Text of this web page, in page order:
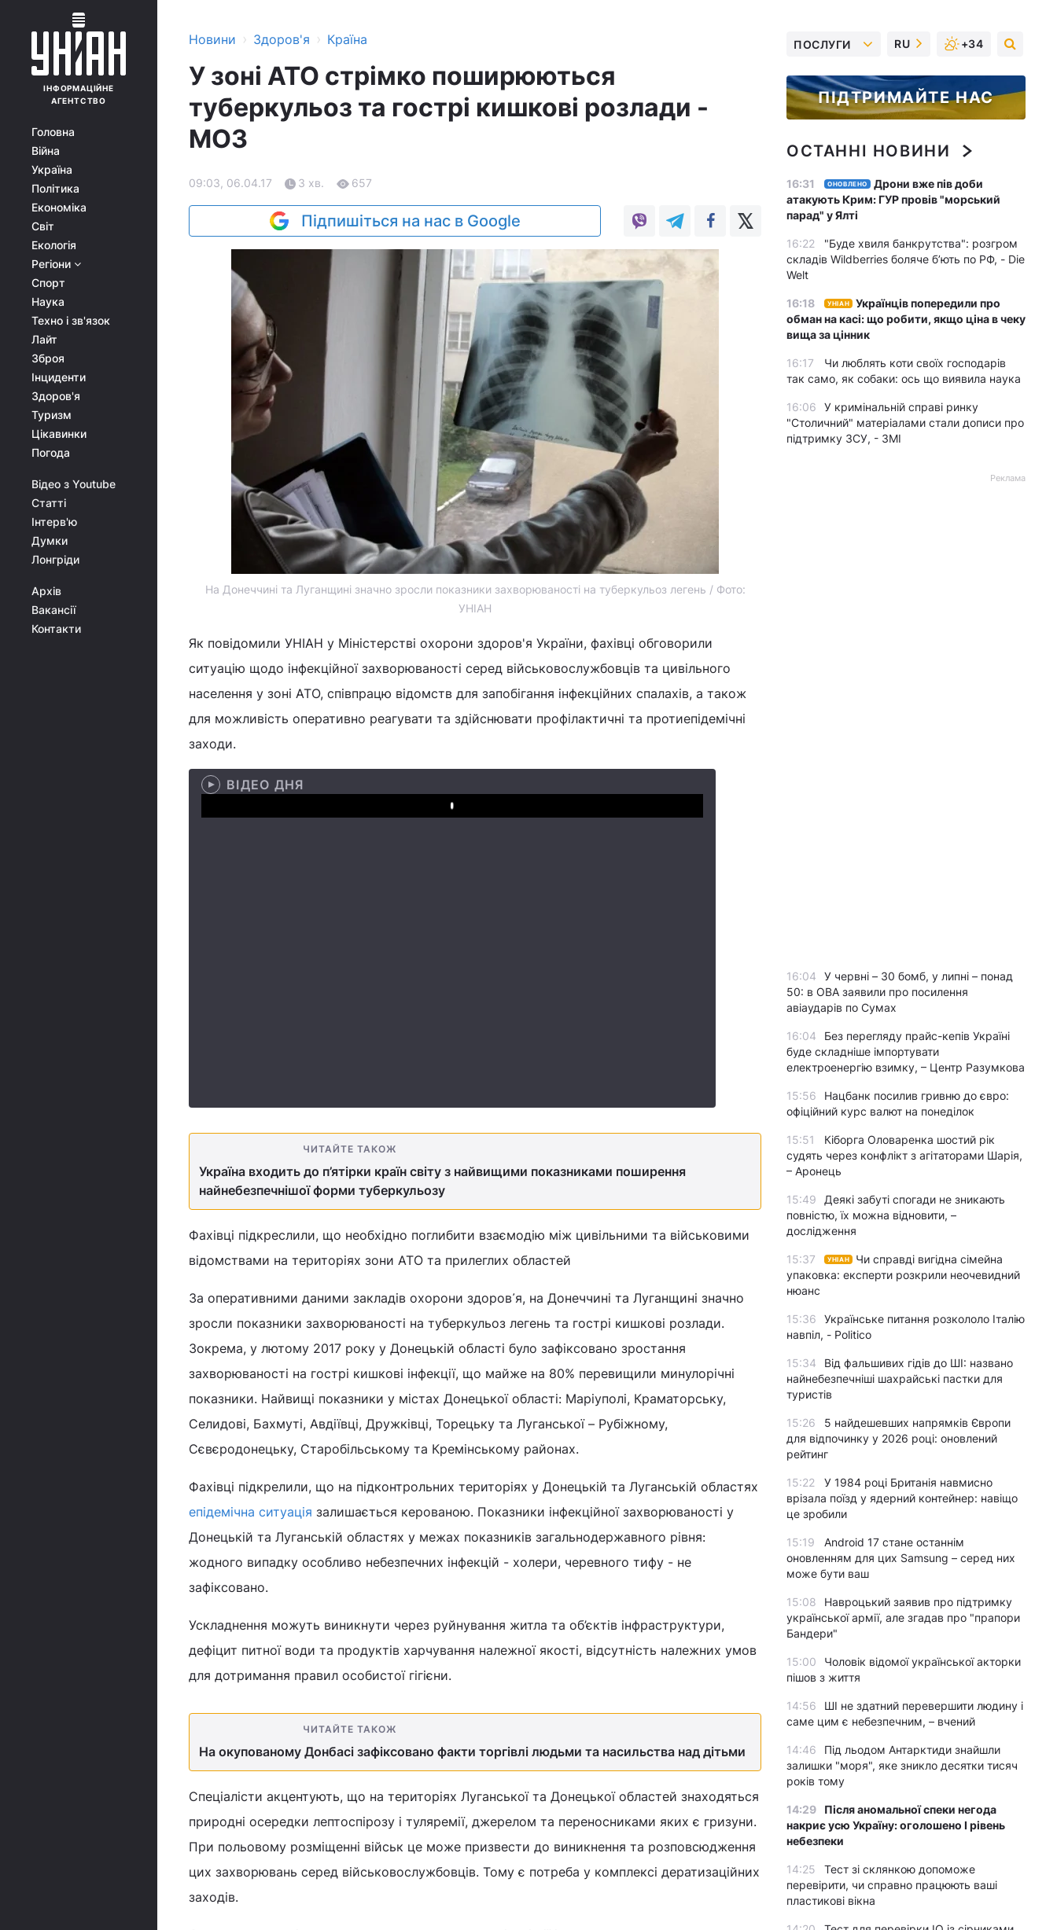
ІНФОРМАЦІЙНЕ
АГЕНТСТВО
Головна
Війна
Україна
Політика
Економіка
Світ
Екологія
Регіони
Спорт
Наука
Техно і зв'язок
Лайт
Зброя
Інциденти
Здоров'я
Туризм
Цікавинки
Погода
Відео з Youtube
Статті
Інтерв'ю
Думки
Лонгріди
Архів
Вакансії
Контакти
Новини › Здоров'я › Країна
У зоні АТО стрімко поширюються
туберкульоз та гострі кишкові розлади -
МОЗ
09:03, 06.04.17 3 хв. 657
Підпишіться на нас в Google
На Донеччині та Луганщині значно зросли показники захворюваності на туберкульоз легень / Фото:
УНІАН
Як повідомили УНІАН у Міністерстві охорони здоров'я України, фахівці обговорили
ситуацію щодо інфекційної захворюваності серед військовослужбовців та цивільного
населення у зоні АТО, співпрацю відомств для запобігання інфекційних спалахів, а також
для можливість оперативно реагувати та здійснювати профілактичні та протиепідемічні
заходи.
ВІДЕО ДНЯ
Play
ЧИТАЙТЕ ТАКОЖ
Україна входить до п’ятірки країн світу з найвищими показниками поширення
найнебезпечнішої форми туберкульозу
Фахівці підкреслили, що необхідно поглибити взаємодію між цивільними та військовими
відомствами на територіях зони АТО та прилеглих областей
За оперативними даними закладів охорони здоров᾽я, на Донеччині та Луганщині значно
зросли показники захворюваності на туберкульоз легень та гострі кишкові розлади.
Зокрема, у лютому 2017 року у Донецькій області було зафіксовано зростання
захворюваності на гострі кишкові інфекції, що майже на 80% перевищили минулорічні
показники. Найвищі показники у містах Донецької області: Маріуполі, Краматорську,
Селидові, Бахмуті, Авдіївці, Дружківці, Торецьку та Луганської – Рубіжному,
Сєвєродонецьку, Старобільському та Кремінському районах.
Фахівці підкрелили, що на підконтрольних територіях у Донецькій та Луганській областях
епідемічна ситуація залишається керованою. Показники інфекційної захворюваності у
Донецькій та Луганській областях у межах показників загальнодержавного рівня:
жодного випадку особливо небезпечних інфекцій - холери, черевного тифу - не
зафіксовано.
Ускладнення можуть виникнути через руйнування житла та об’єктів інфраструктури,
дефіцит питної води та продуктів харчування належної якості, відсутність належних умов
для дотримання правил особистої гігієни.
ЧИТАЙТЕ ТАКОЖ
На окупованому Донбасі зафіксовано факти торгівлі людьми та насильства над дітьми
Спеціалісти акцентують, що на територіях Луганської та Донецької областей знаходяться
природні осередки лептоспірозу і туляремії, джерелом та переносниками яких є гризуни.
При польовому розміщенні військ це може призвести до виникнення та розповсюдження
цих захворювань серед військовослужбовців. Тому є потреба у комплексі дератизаційних
заходів.
ПОСЛУГИ RU +34
ПІДТРИМАЙТЕ НАС
ОСТАННІ НОВИНИ
16:31 ОНОВЛЕНО
Дрони вже пів доби
атакують Крим: ГУР провів "морський
парад" у Ялті
16:22
"Буде хвиля банкрутства": розгром
складів Wildberries боляче бʼють по РФ, - Die
Welt
16:18 УНІАН
Українців попередили про
обман на касі: що робити, якщо ціна в чеку
вища за цінник
16:17
Чи люблять коти своїх господарів
так само, як собаки: ось що виявила наука
16:06
У кримінальній справі ринку
"Столичний" матеріалами стали дописи про
підтримку ЗСУ, - ЗМІ
Реклама
16:04
У червні – 30 бомб, у липні – понад
50: в ОВА заявили про посилення
авіаударів по Сумах
16:04
Без перегляду прайс-кепів Україні
буде складніше імпортувати
електроенергію взимку, – Центр Разумкова
15:56
Нацбанк посилив гривню до євро:
офіційний курс валют на понеділок
15:51
Кіборга Оловаренка шостий рік
судять через конфлікт з агітаторами Шарія,
– Аронець
15:49
Деякі забуті спогади не зникають
повністю, їх можна відновити, –
дослідження
15:37 УНІАН
Чи справді вигідна сімейна
упаковка: експерти розкрили неочевидний
нюанс
15:36
Українське питання розкололо Італію
навпіл, - Politico
15:34
Від фальшивих гідів до ШІ: названо
найнебезпечніші шахрайські пастки для
туристів
15:26
5 найдешевших напрямків Європи
для відпочинку у 2026 році: оновлений
рейтинг
15:22
У 1984 році Британія навмисно
врізала поїзд у ядерний контейнер: навіщо
це зробили
15:19
Android 17 стане останнім
оновленням для цих Samsung – серед них
може бути ваш
15:08
Навроцький заявив про підтримку
української армії, але згадав про "прапори
Бандери"
15:00
Чоловік відомої української акторки
пішов з життя
14:56
ШІ не здатний перевершити людину і
саме цим є небезпечним, – вчений
14:46
Під льодом Антарктиди знайшли
залишки "моря", яке зникло десятки тисяч
років тому
14:29
Після аномальної спеки негода
накриє усю Україну: оголошено І рівень
небезпеки
14:25
Тест зі склянкою допоможе
перевірити, чи справно працюють ваші
пластикові вікна